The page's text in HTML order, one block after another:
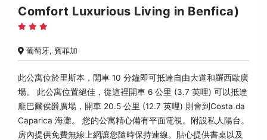
Comfort Luxurious Living in Benfica)
葡萄牙, 賓菲加
此公寓位於里斯本，開車 10 分鐘即可抵達自由大道和羅西歐廣
場。 此公寓位置絕佳，從這裡開車 6 公里 (3.7 英哩) 可以抵達
龐巴爾侯爵廣場，開車 20.5 公里 (12.7 英哩) 則會到Costa da
Caparica 海灘。 您的公寓精心備有平面電視。附設私人陽台。
房內提供免費無線上網讓您隨時保持連線。貼心提供書桌以及